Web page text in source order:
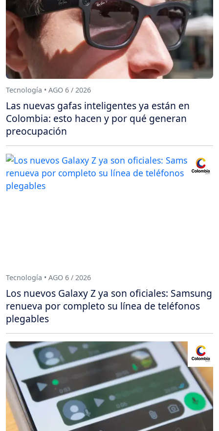
Tecnología • AGO 6 / 2026
Las nuevas gafas inteligentes ya están en
Colombia: esto hacen y por qué generan
preocupación
Tecnología • AGO 6 / 2026
Los nuevos Galaxy Z ya son oficiales: Samsung
renueva por completo su línea de teléfonos
plegables